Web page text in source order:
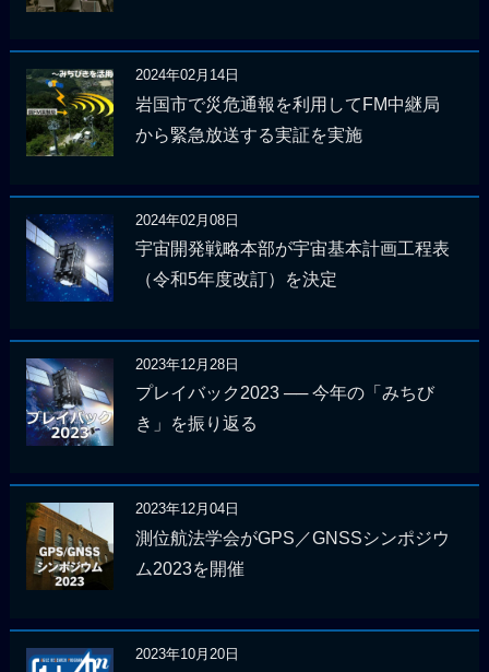
2024年02月14日
岩国市で災危通報を利用してFM中継局
から緊急放送する実証を実施
2024年02月08日
宇宙開発戦略本部が宇宙基本計画工程表
（令和5年度改訂）を決定
2023年12月28日
プレイバック2023 ── 今年の「みちび
き」を振り返る
2023年12月04日
測位航法学会がGPS／GNSSシンポジウ
ム2023を開催
2023年10月20日